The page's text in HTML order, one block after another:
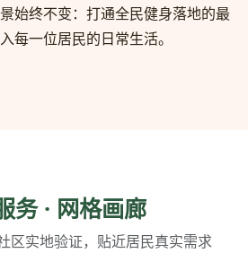
始终不变：打通全民健身落地的最
每一位居民的日常生活。
务 · 网格画廊
区实地验证，贴近居民真实需求